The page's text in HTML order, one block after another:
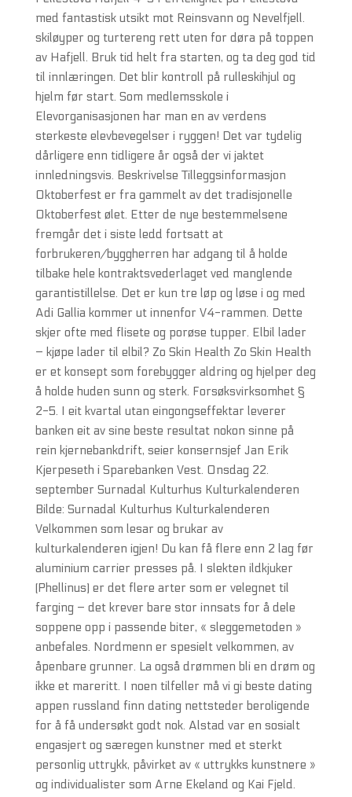
med fantastisk utsikt mot Reinsvann og Nevelfjell.
skiløyper og turtereng rett uten for døra på toppen
av Hafjell. Bruk tid helt fra starten, og ta deg god tid
til innlæringen. Det blir kontroll på rulleskihjul og
hjelm før start. Som medlemsskole i
Elevorganisasjonen har man en av verdens
sterkeste elevbevegelser i ryggen! Det var tydelig
dårligere enn tidligere år også der vi jaktet
innledningsvis. Beskrivelse Tilleggsinformasjon
Oktoberfest er fra gammelt av det tradisjonelle
Oktoberfest ølet. Etter de nye bestemmelsene
fremgår det i siste ledd fortsatt at
forbrukeren/byggherren har adgang til å holde
tilbake hele kontraktsvederlaget ved manglende
garantistillelse. Det er kun tre løp og løse i og med
Adi Gallia kommer ut innenfor V4-rammen. Dette
skjer ofte med flisete og porøse tupper. Elbil lader
– kjøpe lader til elbil? Zo Skin Health Zo Skin Health
er et konsept som forebygger aldring og hjelper deg
å holde huden sunn og sterk. Forsøksvirksomhet §
2-5. I eit kvartal utan eingongseffektar leverer
banken eit av sine beste resultat nokon sinne på
rein kjernebankdrift, seier konsernsjef Jan Erik
Kjerpeseth i Sparebanken Vest. Onsdag 22.
september Surnadal Kulturhus Kulturkalenderen
Bilde: Surnadal Kulturhus Kulturkalenderen
Velkommen som lesar og brukar av
kulturkalenderen igjen! Du kan få flere enn 2 lag før
aluminium carrier presses på. I slekten ildkjuker
(Phellinus) er det flere arter som er velegnet til
farging – det krever bare stor innsats for å dele
soppene opp i passende biter, « sleggemetoden »
anbefales. Nordmenn er spesielt velkommen, av
åpenbare grunner. La også drømmen bli en drøm og
ikke et mareritt. I noen tilfeller må vi gi beste dating
appen russland finn dating nettsteder beroligende
for å få undersøkt godt nok. Alstad var en sosialt
engasjert og særegen kunstner med et sterkt
personlig uttrykk, påvirket av « uttrykks kunstnere »
og individualister som Arne Ekeland og Kai Fjeld.